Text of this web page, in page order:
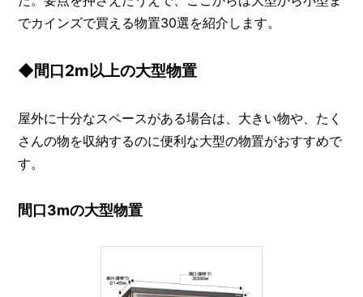
でカインズで買える物置30選を紹介します。
◆間口2m以上の大型物置
屋外に十分なスペースがある場合は、大きい物や、たく
さんの物を収納するのに便利な大型の物置がおすすめで
す。
間口3mの大型物置